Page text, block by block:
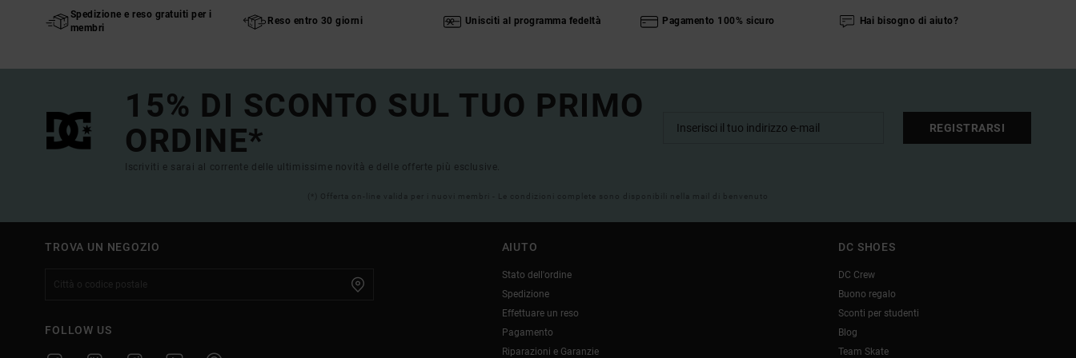
Spedizione e reso gratuiti per i
membri
Reso entro 30 giorni Unisciti al programma fedeltà Pagamento 100% sicuro Hai bisogno di aiuto?
15% DI SCONTO SUL TUO PRIMO
ORDINE*
Iscriviti e sarai al corrente delle ultimissime novità e delle offerte più esclusive.
REGISTRARSI
(*) Offerta on-line valida per i nuovi membri - Le condizioni complete sono disponibili nella mail di benvenuto
TROVA UN NEGOZIO
FOLLOW US
AIUTO
Stato dell'ordine
Spedizione
Effettuare un reso
Pagamento
Riparazioni e Garanzie
DC SHOES
DC Crew
Buono regalo
Sconti per studenti
Blog
Team Skate